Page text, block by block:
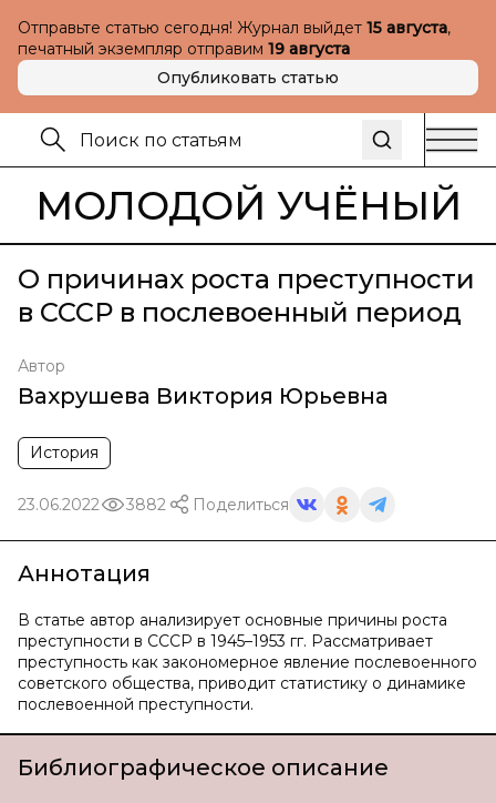
Отправьте статью сегодня! Журнал выйдет 15 августа,
печатный экземпляр отправим 19 августа
Опубликовать статью
МОЛОДОЙ УЧЁНЫЙ
О причинах роста преступности
в СССР в послевоенный период
Автор
Вахрушева Виктория Юрьевна
История
23.06.2022 3882 Поделиться
Аннотация
В статье автор анализирует основные причины роста
преступности в СССР в 1945–1953 гг. Рассматривает
преступность как закономерное явление послевоенного
советского общества, приводит статистику о динамике
послевоенной преступности.
Библиографическое описание